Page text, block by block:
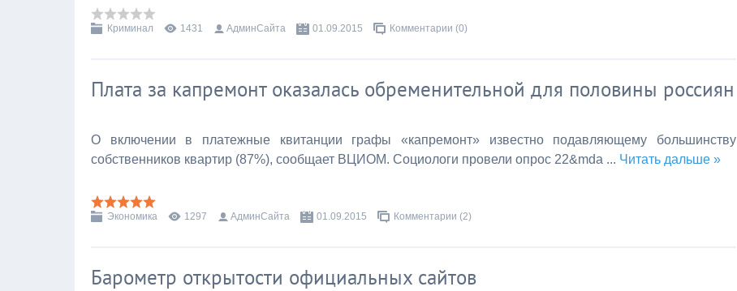
Криминал 1431 АдминСайта 01.09.2015 Комментарии (0)
Плата за капремонт оказалась обременительной для половины россиян
О включении в платежные квитанции графы «капремонт» известно подавляющему большинству
собственников квартир (87%), сообщает ВЦИОМ. Социологи провели опрос 22&mda ... Читать дальше »
Экономика 1297 АдминСайта 01.09.2015 Комментарии (2)
Барометр открытости официальных сайтов